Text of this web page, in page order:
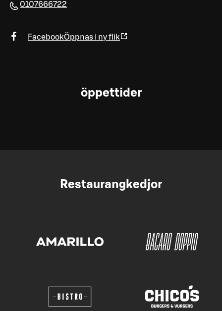
0107666722
FacebookÖppnas i ny flik
öppettider
Restaurangkedjor